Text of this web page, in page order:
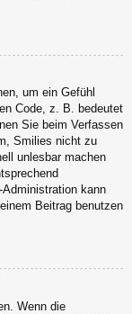
um ein Gefühl
Code, z. B. bedeutet
Sie beim Verfassen
Smilies nicht zu
unlesbar machen
kann
Beitrag benutzen
Wenn die